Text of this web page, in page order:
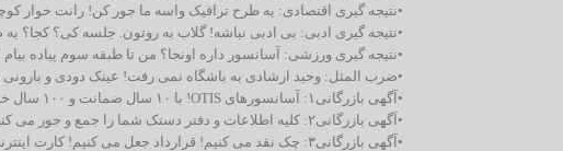
•نتیجه گیری اقتصادی: یه طرح ترافیک واسه ما جور کن! رانت خوار
•نتیجه گیری ادبی: بی ادبی نباشه! گلاب به روتون. جلسه کی؟ کجا؟
•نتیجه گیری ورزشی: آسانسور داره اونجا؟ من تا طبقه سوم پیاده
•ضرب المثل: وحید ارشادی به باشگاه نمی رفت! عینک دودی و
•آگهی بازرگانی۱: آسانسورهای OTIS! با ۱۰ سال ضمانت و ۱۰۰ سال خدمات پس از فروش! شرکت اوتیس من تیس توتیس ماتیس شماتیس
•آگهی بازرگانی۲: کلیه اطلاعات و دفتر دستک شما را جمع و جور می کنیم می ریزیم تو دی وی دی! دو سوت! تضمینی! سندباد و شرکا
•آگهی بازرگانی۳: چک نقد می کنیم! قرارداد جعل می کنیم! کارت اینترنت وصول می کنیم! لوطی شرخر و پسران